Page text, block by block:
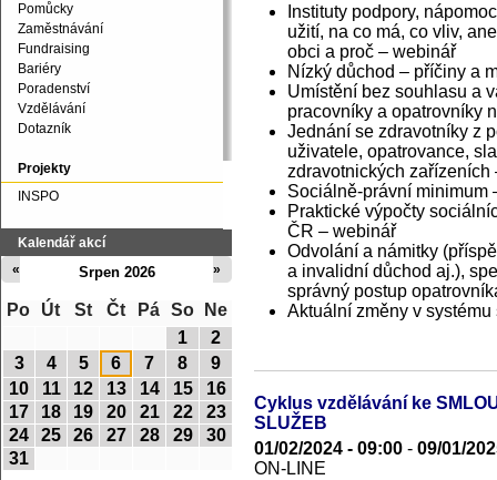
Instituty podpory,
užití, na co má, co vliv,
obci a proč – webinář
Nízký důchod – příčiny a
Umístění bez souhlasu a
pracovníky a opatrovníky
Jednání se zdravotníky z
uživatele, opatrovance,
zdravotnických zařízeních
Sociálně-právní minimum
Praktické výpočty
ČR – webinář
Odvolání a námitky
a invalidní důchod aj.),
správný postup
Aktuální změny v
Cyklus vzdělávání ke
SLUŽEB
01/02/2024 - 09:00 - 09/01/
ON-LINE
Pomůcky
Zaměstnávání
Fundraising
Bariéry
Poradenství
Vzdělávání
Dotazník
Projekty
INSPO
Kalendář akcí
Srpen 2026
« »
Po Út St Čt Pá So
Ne
1
2
3
4 5 6 7 8
9
10
11 12 13 14 15
16
17
18 19 20 21 22
23
24
25 26 27 28 29
30
31